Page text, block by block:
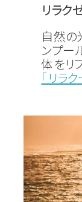
リラク
自然の
ンプー
体をリ
「リラ